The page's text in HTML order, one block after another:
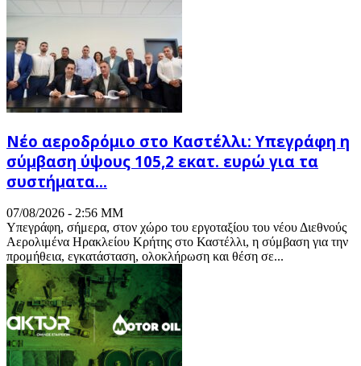
Νέο αεροδρόμιο στο Καστέλλι: Υπεγράφη η
σύμβαση ύψους 105,2 εκατ. ευρώ για τα
συστήματα...
07/08/2026 - 2:56 ΜΜ
Υπεγράφη, σήμερα, στον χώρο του εργοταξίου του νέου Διεθνούς
Αερολιμένα Ηρακλείου Κρήτης στο Καστέλλι, η σύμβαση για την
προμήθεια, εγκατάσταση, ολοκλήρωση και θέση σε...